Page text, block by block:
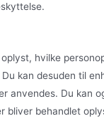
hvilke
kan desuden til
anvendes. Du kan
bliver behandlet